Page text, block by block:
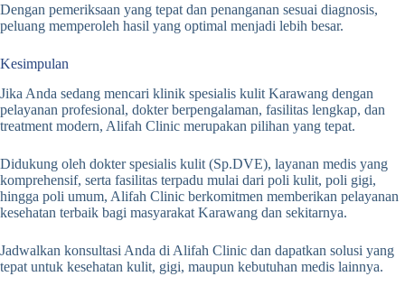
Dengan pemeriksaan yang tepat dan penanganan sesuai diagnosis,
peluang memperoleh hasil yang optimal menjadi lebih besar.
Kesimpulan
Jika Anda sedang mencari klinik spesialis kulit Karawang dengan
pelayanan profesional, dokter berpengalaman, fasilitas lengkap, dan
treatment modern, Alifah Clinic merupakan pilihan yang tepat.
Didukung oleh dokter spesialis kulit (Sp.DVE), layanan medis yang
komprehensif, serta fasilitas terpadu mulai dari poli kulit, poli gigi,
hingga poli umum, Alifah Clinic berkomitmen memberikan pelayanan
kesehatan terbaik bagi masyarakat Karawang dan sekitarnya.
Jadwalkan konsultasi Anda di Alifah Clinic dan dapatkan solusi yang
tepat untuk kesehatan kulit, gigi, maupun kebutuhan medis lainnya.